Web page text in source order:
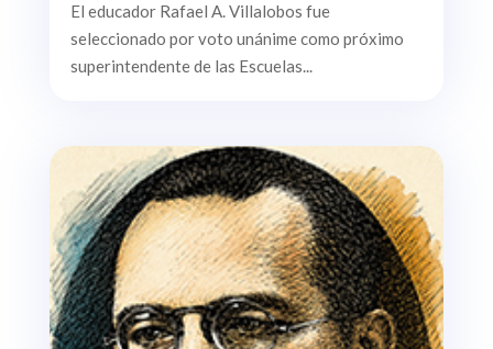
El educador Rafael A. Villalobos fue
seleccionado por voto unánime como próximo
superintendente de las Escuelas...